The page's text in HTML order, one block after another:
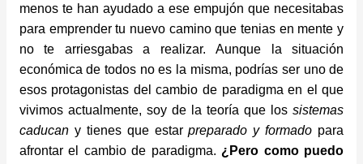
menos te han ayudado a ese empujón que necesitabas
para emprender tu nuevo camino que tenias en mente y
no te arriesgabas a realizar. Aunque la situación
económica de todos no es la misma, podrías ser uno de
esos protagonistas delcambio de paradigma en el que
vivimos actualmente, soy de la teoría que lossistemas
caducany tienes que estarpreparado y formado para
afrontar el cambio de paradigma. ¿Pero como puedo